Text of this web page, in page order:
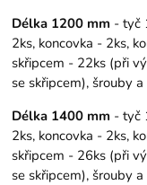
Délka 1200 mm - tyč
2ks, koncovka - 2ks,
skřipcem - 22ks (při
se skřipcem), šrouby
Délka 1400 mm - tyč
2ks, koncovka - 2ks,
skřipcem - 26ks (při
se skřipcem), šrouby